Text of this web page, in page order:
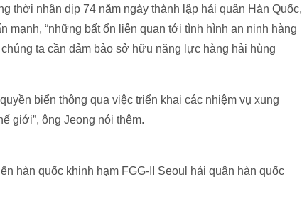
thời nhân dịp 74 năm ngày thành lập hải quân Hàn Quốc,
mạnh, “những bất ổn liên quan tới tình hình an ninh hàng
ta cần đảm bảo sở hữu năng lực hàng hải hùng
biển thông qua việc triển khai các nhiệm vụ xung
giới”, ông Jeong nói thêm.
hàn quốc khinh hạm FGG-II Seoul hải quân hàn quốc